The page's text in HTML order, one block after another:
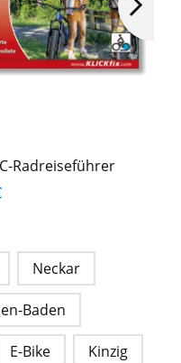
Radreiseführer
Neckar
Baden
E-Bike Kinzig